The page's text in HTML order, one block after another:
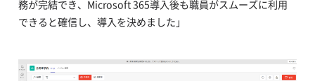
務が完結でき、Microsoft 365導入後も職員がスムーズに利用
できると確信し、導入を決めました」